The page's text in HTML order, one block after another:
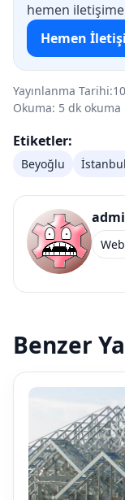
hemen
Hemen
Yayınlanma Tarihi:
Okuma: 5 dk okuma
Etiketler:
Beyoğlu İstanbul
Benzer